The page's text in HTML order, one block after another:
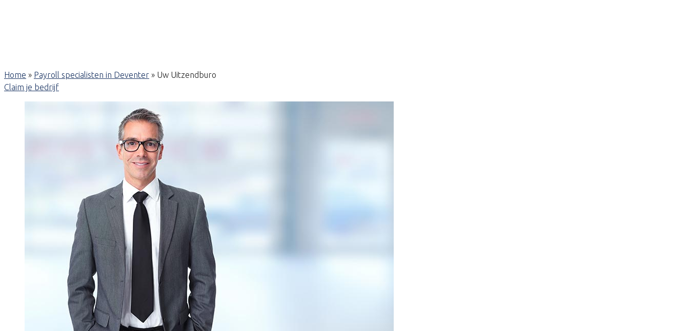
Home » Payroll specialisten in Deventer » Uw Uitzendburo
Claim je bedrijf